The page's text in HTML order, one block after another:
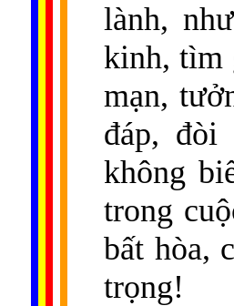
lành,
kinh, tìm
mạn,
đáp, đòi
không
trong
bất hòa,
trọng!